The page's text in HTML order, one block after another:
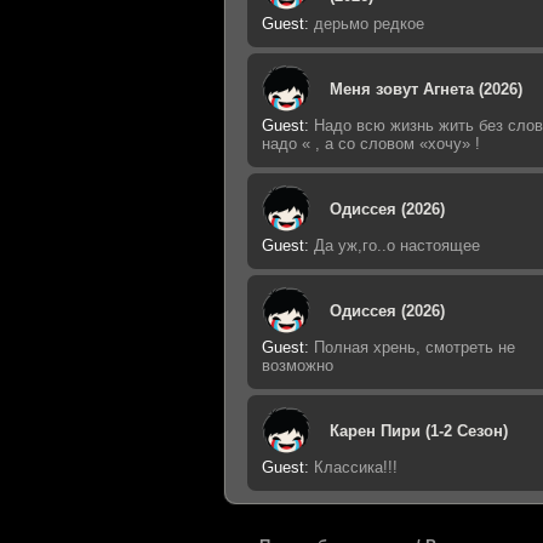
Guest: дерьмо редкое
Меня зовут Агнета (2026)
Guest: Надо всю жизнь жить без
надо « , а со словом «хочу» !
Одиссея (2026)
Guest: Да уж,го..о настоящее
Одиссея (2026)
Guest: Полная хрень, смотреть не
возможно
Карен Пири (1-2 Сезон)
Guest: Классика!!!